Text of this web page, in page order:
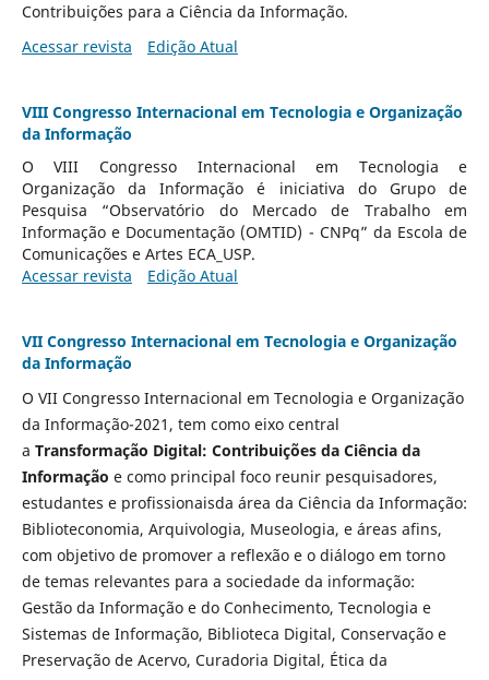
Contribuições para a Ciência da Informação.
Acessar revista
Edição Atual
VIII Congresso Internacional em Tecnologia e Organização
da Informação
O VIII Congresso Internacional em Tecnologia e
Organização da Informação é iniciativa do Grupo de
Pesquisa “Observatório do Mercado de Trabalho em
Informação e Documentação (OMTID) - CNPq” da Escola de
Comunicações e Artes ECA_USP.
Acessar revista
Edição Atual
VII Congresso Internacional em Tecnologia e Organização
da Informação
O VII Congresso Internacional em Tecnologia e Organização
da Informação-2021, tem como eixo central
a Transformação Digital: Contribuições da Ciência da
Informação e como principal foco reunir pesquisadores,
estudantes e profissionaisda área da Ciência da Informação:
Biblioteconomia, Arquivologia, Museologia, e áreas afins,
com objetivo de promover a reflexão e o diálogo em torno
de temas relevantes para a sociedade da informação:
Gestão da Informação e do Conhecimento, Tecnologia e
Sistemas de Informação, Biblioteca Digital, Conservação e
Preservação de Acervo, Curadoria Digital, Ética da